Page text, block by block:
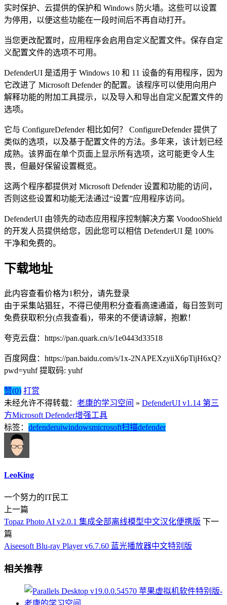
实时保护、云提供的保护和 Windows 防火墙。这些可以设置
为停用，以便这些功能在一段时间后不再自动打开。
当您更改配置时，应用程序会启用自定义配置文件。保存自定
义配置文件的选项不可用。
DefenderUI 是适用于 Windows 10 和 11 设备的有用程序，因为
它改进了 Microsoft Defender 的配置。该程序可以使用向用户
解释功能的附加工具提示，以及导入和导出自定义配置文件的
选项。
它与 ConfigureDefender 相比如何？ ConfigureDefender 提供了
类似的选项，以及基于配置文件的方法。多年来，该计划已经
成熟。该界面在单个页面上显示所有选项，这可能更令人生
畏，但最好保留设置概览。
这两个程序都提供对 Microsoft Defender 设置和功能的访问，
否则这些设置和功能无法通过“设置”应用程序访问。
DefenderUI 由领先的动态应用程序控制解决方案 VoodooShield
的开发人员提供给您，因此您可以相信 DefenderUI 是 100%
干净和免费的。
下载地址
此内容查看价格为1积分，请先登录
由于采集站猖狂，不得已使用积分查看高速通道，每日签到可
免费获取积分(点我查看)，带来的不便请谅解，抱歉！
夸克云盘：https://pan.quark.cn/s/1e0443d33518
百度网盘：https://pan.baidu.com/s/1x-2NAPEXzyiiX6pTijH6xQ?
pwd=yuhf 提取码: yuhf
赞(0) 打赏
未经允许不得转载： 老康的学习空间 » DefenderUI v1.14 第三
方Microsoft Defender增强工具
标签： defenderuiwindowsmicrosoft扫描defender
LeoKing
一个努力的IT民工
上一篇
Topaz Photo AI v2.0.1 集成全部离线模型中文汉化便携版 下一
篇
Aiseesoft Blu-ray Player v6.7.60 蓝光播放器中文特别版
相关推荐